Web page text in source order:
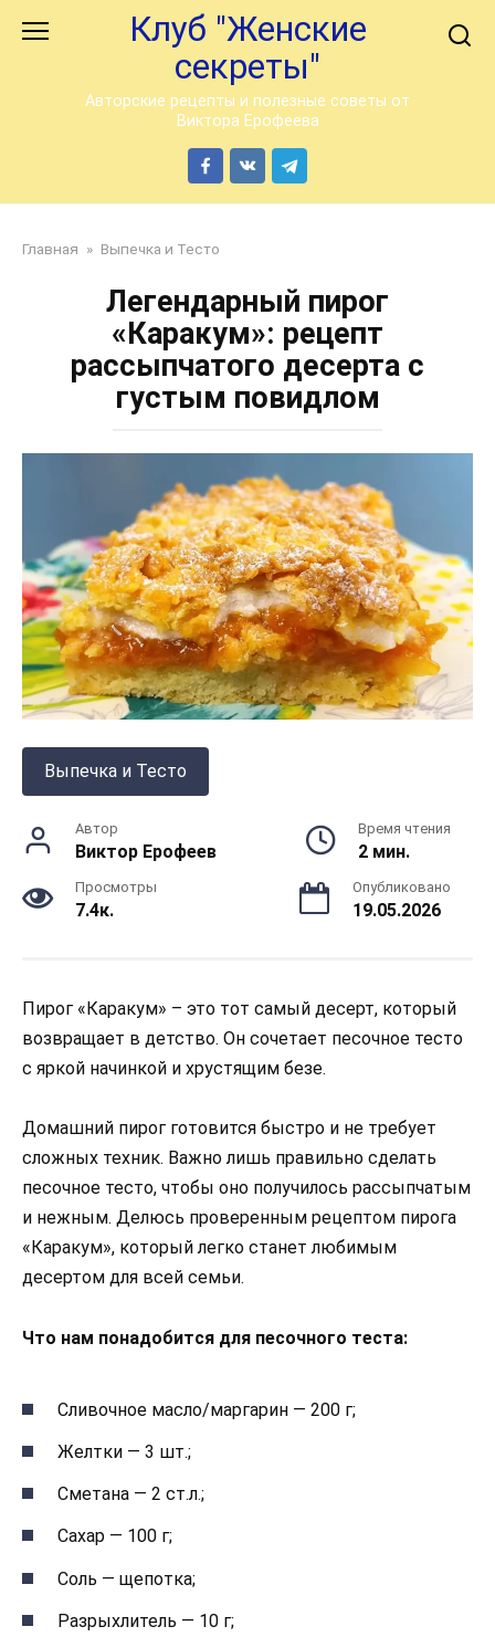
Клуб "Женские
секреты"
Авторские рецепты и полезные советы от
Виктора Ерофеева
Главная » Выпечка и Тесто
Легендарный пирог
«Каракум»: рецепт
рассыпчатого десерта с
густым повидлом
Выпечка и Тесто
Автор
Виктор Ерофеев
Время чтения
2 мин.
Просмотры
7.4к.
Опубликовано
19.05.2026
Пирог «Каракум» – это тот самый десерт, который
возвращает в детство. Он сочетает песочное тесто
с яркой начинкой и хрустящим безе.
Домашний пирог готовится быстро и не требует
сложных техник. Важно лишь правильно сделать
песочное тесто, чтобы оно получилось рассыпчатым
и нежным. Делюсь проверенным рецептом пирога
«Каракум», который легко станет любимым
десертом для всей семьи.
Что нам понадобится для песочного теста:
Сливочное масло/маргарин — 200 г;
Желтки — 3 шт.;
Сметана — 2 ст.л.;
Сахар — 100 г;
Соль — щепотка;
Разрыхлитель — 10 г;